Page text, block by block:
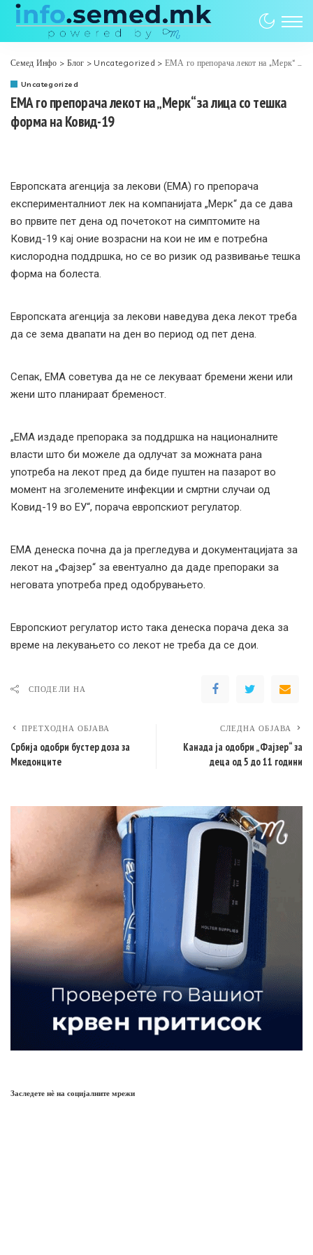
Семед Инфо > Блог > Uncategorized > ЕМА го препорача лекот на „Мерк“ за лица со тешка форма на Ковид-19
Uncategorized
ЕМА го препорача лекот на „Мерк“ за лица со тешка
форма на Ковид-19
Европската агенција за лекови (ЕМА) го препорача
експерименталниот лек на компанијата „Мерк“ да се дава
во првите пет дена од почетокот на симптомите на
Ковид-19 кај оние возрасни на кои не им е потребна
кислородна поддршка, но се во ризик од развивање тешка
форма на болеста.
Европската агенција за лекови наведува дека лекот треба
да се зема двапати на ден во период од пет дена.
Сепак, ЕМА советува да не се лекуваат бремени жени или
жени што планираат бременост.
„ЕМА издаде препорака за поддршка на националните
власти што би можеле да одлучат за можната рана
употреба на лекот пред да биде пуштен на пазарот во
момент на зголемените инфекции и смртни случаи од
Ковид-19 во ЕУ“, порача европскиот регулатор.
ЕМА денеска почна да ја прегледува и документацијата за
лекот на „Фајзер“ за евентуално да даде препораки за
неговата употреба пред одобрувањето.
Европскиот регулатор исто така денеска порача дека за
време на лекувањето со лекот не треба да се дои.
СПОДЕЛИ НА
ПРЕТХОДНА ОБЈАВА
Србија одобри бустер доза за
Мкедонците
СЛЕДНА ОБЈАВА
Канада ја одобри „Фајзер“ за
деца од 5 до 11 години
Заследете нѐ на социјалните мрежи